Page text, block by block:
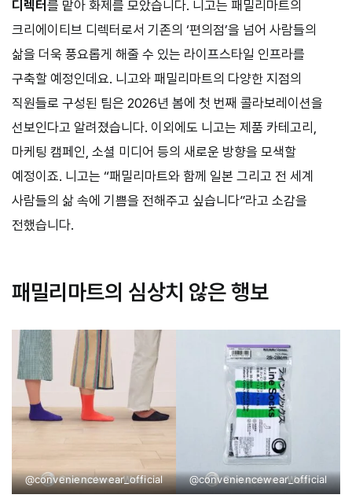
디렉터 를 맡아 화제를 모았습니다. 니고는 패밀리마트의
크리에이티브 디렉터로서 기존의 ‘편의점’을 넘어 사람들의
삶을 더욱 풍요롭게 해줄 수 있는 라이프스타일 인프라를
구축할 예정인데요. 니고와 패밀리마트의 다양한 지점의
직원들로 구성된 팀은 2026년 봄에 첫 번째 콜라보레이션을
선보인다고 알려졌습니다. 이외에도 니고는 제품 카테고리,
마케팅 캠페인, 소셜 미디어 등의 새로운 방향을 모색할
예정이죠. 니고는 “패밀리마트와 함께 일본 그리고 전 세계
사람들의 삶 속에 기쁨을 전해주고 싶습니다”라고 소감을
전했습니다.
패밀리마트의 심상치 않은 행보
@conveniencewear_official @conveniencewear_official